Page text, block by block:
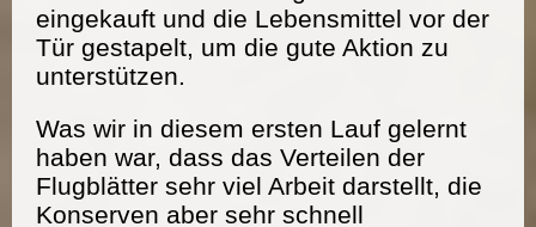
eingekauft und die Lebensmittel vor der
Tür gestapelt, um die gute Aktion zu
unterstützen.
Was wir in diesem ersten Lauf gelernt
haben war, dass das Verteilen der
Flugblätter sehr viel Arbeit darstellt, die
Konserven aber sehr schnell